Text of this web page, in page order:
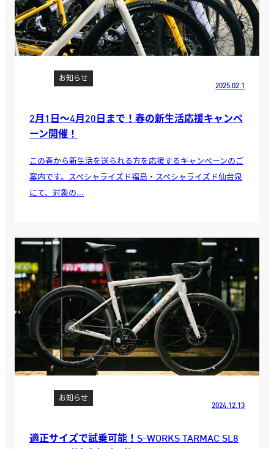
お知らせ
2025.02.1
2月1日～4月20日まで！春の新生活応援キャンペ
ーン開催！
この春から新生活を送られる方を応援するキャンペーンのご
案内です。スペシャライズド福島・スペシャライズド仙台泉
にて、対象の...
お知らせ
2024.12.13
適正サイズで試乗可能！S-WORKS TARMAC SL8